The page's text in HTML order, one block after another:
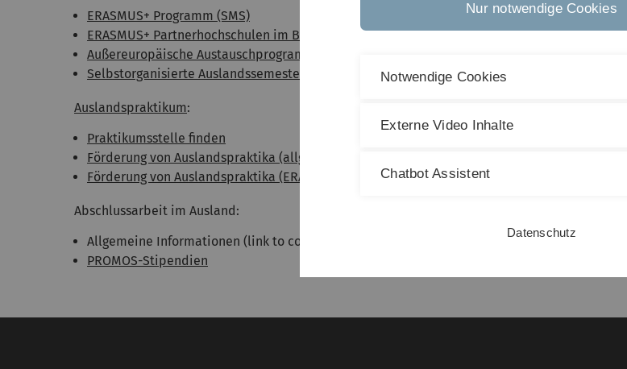
ERASMUS+ Programm (SMS)
ERASMUS+ Partnerhochschulen im Bereich Physik
Außereuropäische Austauschprogramme
Selbstorganisierte Auslandssemester
Auslandspraktikum:
Praktikumsstelle finden
Förderung von Auslandspraktika (allgemein)
Förderung von Auslandspraktika (ERASMUS+ SMT)
Abschlussarbeit im Ausland:
Allgemeine Informationen (link to come soon)
PROMOS-Stipendien
Nur notwendige Cookies
Notwendige Cookies
Externe Video Inhalte
Chatbot Assistent
Datenschutz